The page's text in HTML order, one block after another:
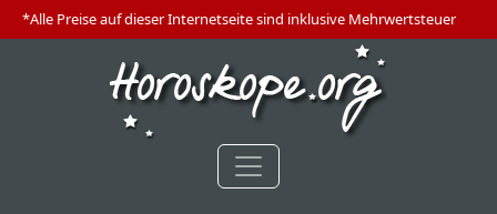
*Alle Preise auf dieser Internetseite sind inklusive Mehrwertsteuer